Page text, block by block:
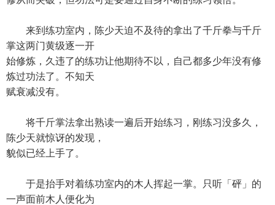
来到练功室内，陈少天迫不及待的拿出了千斤拳与千斤
掌这两门黄级逐一开
始修炼，久违了的练功让他期待不以，自己都多少年没有修
炼过功法了。不知天
赋衰减没有。
将千斤掌法拿出熟读一遍后开始练习，刚练习没多久，
陈少天就惊讶的发现，
貌似已经上手了。
于是抬手对着练功室内的木人挥起一掌。只听「砰」的
一声面前木人便化为